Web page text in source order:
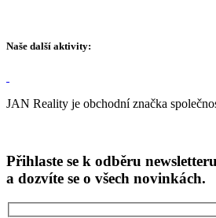
Naše další aktivity:
JAN Reality je obchodní značka
Přihlaste se k odběru newsletteru
a dozvíte se o všech novinkách.